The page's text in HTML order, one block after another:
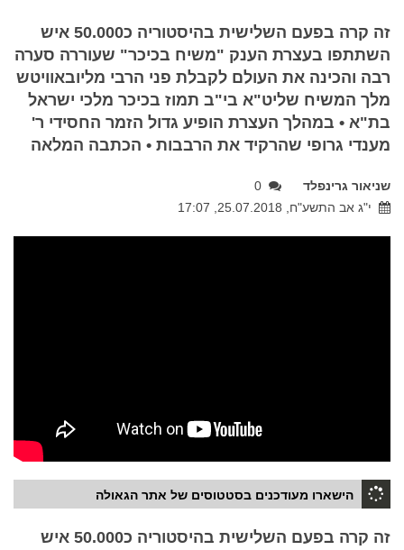
זה קרה בפעם השלישית בהיסטוריה כ50.000 איש
השתתפו בעצרת הענק "משיח בכיכר" שעוררה סערה
רבה והכינה את העולם לקבלת פני הרבי מליובאוויטש
מלך המשיח שליט"א בי"ב תמוז בכיכר מלכי ישראל
בת"א • במהלך העצרת הופיע גדול הזמר החסידי ר'
מענדי גרופי שהרקיד את הרבבות • הכתבה המלאה
שניאור גרינפלד
0
י"ג אב התשע"ח, 25.07.2018, 17:07
הישארו מעודכנים בסטטוסים של אתר הגאולה
זה קרה בפעם השלישית בהיסטוריה כ50.000 איש